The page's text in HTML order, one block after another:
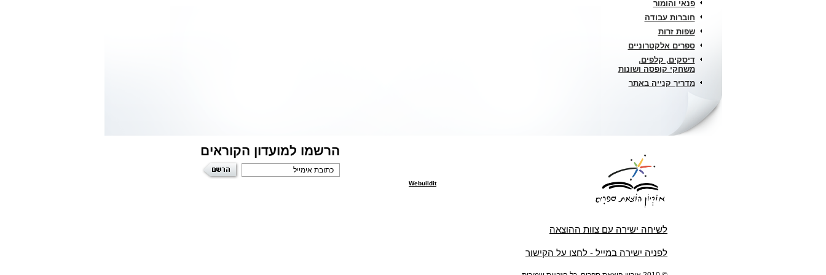
פנאי והומור
חוברות עבודה
שפות זרות
ספרים אלקטרוניים
דיסקים, קלפים,
משחקי קופסה ושונות
מדריך קנייה באתר
הרשמו למועדון הקוראים
לשיחה ישירה עם צוות ההוצאה
לפניה ישירה במייל - לחצו על הקישור
Webuildit